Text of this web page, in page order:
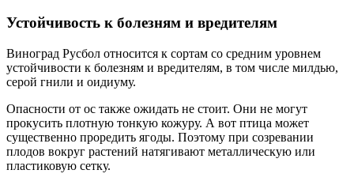
Устойчивость к болезням и вредителям
Виноград Русбол относится к сортам со средним уровнем
устойчивости к болезням и вредителям, в том числе милдью,
серой гнили и оидиуму.
Опасности от ос также ожидать не стоит. Они не могут
прокусить плотную тонкую кожуру. А вот птица может
существенно проредить ягоды. Поэтому при созревании
плодов вокруг растений натягивают металлическую или
пластиковую сетку.